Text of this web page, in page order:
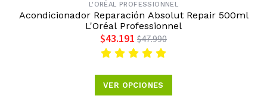
L'ORÉAL PROFESSIONNEL
Acondicionador Reparación Absolut Repair 500ml
L'Oréal Professionnel
$43.191 $47.990
VER OPCIONES